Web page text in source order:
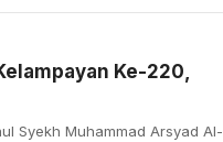
Ke-220,
Syekh Muhammad Arsyad Al-